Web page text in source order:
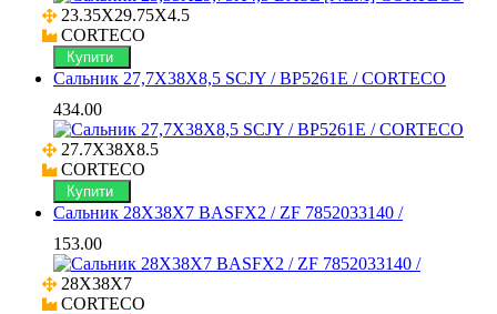
23.35X29.75X4.5
CORTECO
Купити
Сальник 27,7X38X8,5 SCJY / BP5261E / CORTECO
434.00
27.7X38X8.5
CORTECO
Купити
Сальник 28X38X7 BASFX2 / ZF 7852033140 /
153.00
28X38X7
CORTECO